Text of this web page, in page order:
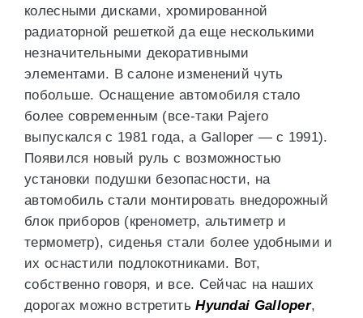
колесными дисками, хромированной
радиаторной решеткой да еще несколькими
незначительными декоративными
элементами. В салоне изменений чуть
побольше. Оснащение автомобиля стало
более современным (все-таки Pajero
выпускался с 1981 года, а Galloper — с 1991).
Появился новый руль с возможностью
установки подушки безопасности, на
автомобиль стали монтировать внедорожный
блок приборов (кренометр, альтиметр и
термометр), сиденья стали более удобными и
их оснастили подлокотниками. Вот,
собственно говоря, и все. Сейчас на наших
дорогах можно встретитьHyundai Galloper,